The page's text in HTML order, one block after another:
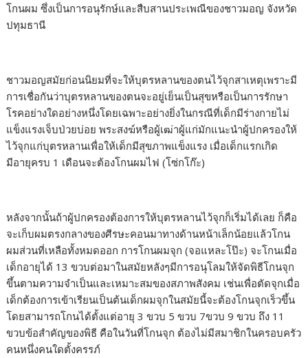
โกนผม ซึ่งเป็นการอนุรักษ์และสืบสานประเพณีของชาวมอญ จังหวัด
ปทุมธานี
ชาวมอญสมัยก่อนนิยมที่จะให้บุตรหลานของตนไว้จุกสาเหตุเพราะมี
การเชื่อกันว่าบุตรหลานของตนจะอยู่เย็นเป็นสุขหรือเป็นการรักษา
โรคอย่างใดอย่างหนึ่งโดยเฉพาะอย่างยิ่งในกรณีที่เด็กมีร่างกายไม่
แข็งแรงเจ็บป่วยบ่อย พระสงฆ์หรือผู้เฒ่าผู้แก่มักแนะนำผู้ปกครองให้
ไว้จุกแก่บุตรหลานเพื่อให้เด็กมีสุขภาพแข็งแรง เมื่อเด็กแรกเกิด
มีอายุครบ 1 เดือนจะต้องโกนผมไฟ (โซ่กโก๊ะ)
หลังจากนั้นถ้าผู้ปกครองต้องการให้บุตรหลานไว้จุกก็เริ่มได้เลย ก็คือ
จะเก็บผมตรงกลางของศีรษะคอนมาทางด้านหน้าเล็กน้อยแล้วโกน
ผมส่วนที่เหลือทั้งหมดออก การโกนผมจุก (จอแหละโป๊ะ) จะโกนเมื่อ
เด็กอายุได้ 13 ขวบต่อมาในสมัยหลังๆมีการอนุโลมให้จัดพิธีโกนจุก
ขึ้นตามความจำเป็นและเหมาะสมของสภาพสังคม เช่นเพื่อตัดจุกเมื่อ
เด็กต้องการเข้าเรียนเป็นต้นเด็กผมจุกในสมัยนี้จะต้องโกนจุกเร็วขึ้น
โดยสามารถโกนได้ตั้งแต่อายุ 3 ขวบ 5 ขวบ 7ขวบ 9 ขวบ ถึง 11
ขวบข้อสำคัญของพิธี คือในวันที่โกนจุก ต้องไม่มีสมาชิกในครอบครัว
คนหนึ่งคนใดตั้งครรภ์